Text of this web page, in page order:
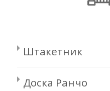
Штакетник
Доска Ранчо